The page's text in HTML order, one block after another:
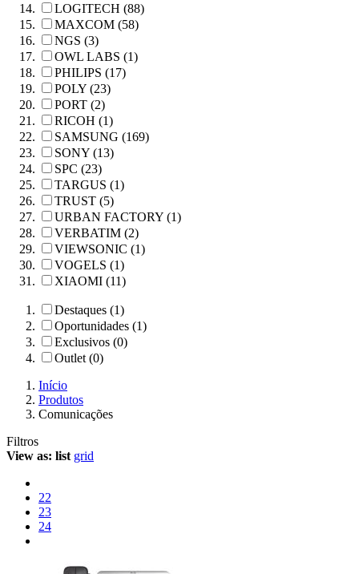
LOGITECH (88)
MAXCOM (58)
NGS (3)
OWL LABS (1)
PHILIPS (17)
POLY (23)
PORT (2)
RICOH (1)
SAMSUNG (169)
SONY (13)
SPC (23)
TARGUS (1)
TRUST (5)
URBAN FACTORY (1)
VERBATIM (2)
VIEWSONIC (1)
VOGELS (1)
XIAOMI (11)
Destaques (1)
Oportunidades (1)
Exclusivos (0)
Outlet (0)
Início
Produtos
Comunicações
Filtros
View as: list grid
22
23
24